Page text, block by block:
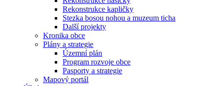
Rekonstrukce kapličky
Stezka bosou nohou a muzeum ticha
Další projekty
Kronika obce
Plány a strategie
Územní plán
Program rozvoje obce
Pasporty a strategie
Mapový portál